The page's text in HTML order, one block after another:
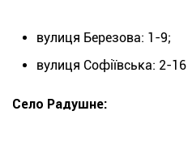
вулиця Березова: 1-9;
вулиця Софіївська: 2-16
Село Радушне: